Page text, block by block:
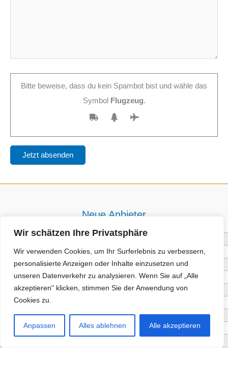
Wir schätzen Ihre Privatsphäre
Wir verwenden Cookies, um Ihr Surferlebnis zu verbessern,
personalisierte Anzeigen oder Inhalte einzusetzen und
unseren Datenverkehr zu analysieren. Wenn Sie auf „Alle
akzeptieren" klicken, stimmen Sie der Anwendung von
Cookies zu.
Anpassen Alles ablehnen Alle akzeptieren
Bitte beweise, dass du kein Spambot bist und wähle das
Symbol
Flugzeug.
Neue Anbieter
Baum- und Bienenpflege Thullner
Enne Energieberatung
Impact Hub Traunstein GmbH
Getränke Wierer Abholmarkt
Höhenberger Biokiste GmbH
EnergieSPARberatung Chiemgau
Checkers Jungle Hut